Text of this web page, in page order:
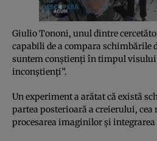
Giulio Tononi, unul dintre
capabili de a compara schimbările
suntem conştienţi în timpul visului
inconştienţi”.
Un experiment a arătat că există
partea posterioară a creierului, cea
procesarea imaginilor şi